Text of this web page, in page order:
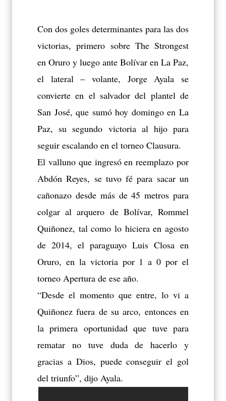
Con dos goles determinantes para las dos
victorias, primero sobre The Strongest
en Oruro y luego ante Bolívar en La Paz,
el lateral – volante, Jorge Ayala se
convierte en el salvador del plantel de
San José, que sumó hoy domingo en La
Paz, su segundo victoria al hijo para
seguir escalando en el torneo Clausura.
El valluno que ingresó en reemplazo por
Abdón Reyes, se tuvo fé para sacar un
cañonazo desde más de 45 metros para
colgar al arquero de Bolívar, Rommel
Quiñonez, tal como lo hiciera en agosto
de 2014, el paraguayo Luis Closa en
Oruro, en la victoria por 1 a 0 por el
torneo Apertura de ese año.
“Desde el momento que entre, lo vi a
Quiñonez fuera de su arco, entonces en
la primera oportunidad que tuve para
rematar no tuve duda de hacerlo y
gracias a Dios, puede conseguir el gol
del triunfo”, dijo Ayala.